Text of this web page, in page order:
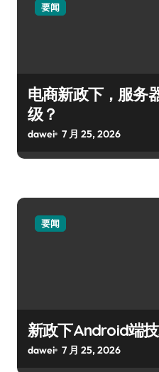
要闻
电商新政下，服务
级？
dawei 7 月 25, 2026
要闻
新政下Android端
dawei 7 月 25, 2026